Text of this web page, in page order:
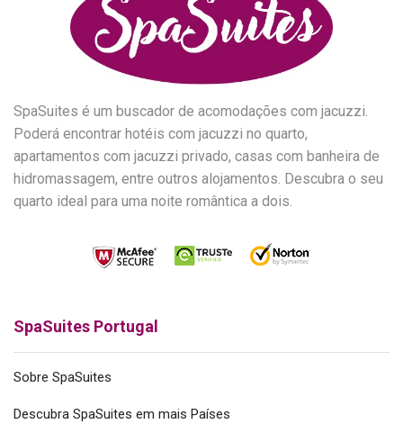
SpaSuites é um buscador de acomodações com jacuzzi.
Poderá encontrar hotéis com jacuzzi no quarto,
apartamentos com jacuzzi privado, casas com banheira de
hidromassagem, entre outros alojamentos. Descubra o seu
quarto ideal para uma noite romântica a dois.
SpaSuites Portugal
Sobre SpaSuites
Descubra SpaSuites em mais Países